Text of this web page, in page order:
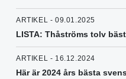
ARTIKEL - 09.01.2025
LISTA: Thåströms tolv
ARTIKEL - 16.12.2024
Här är 2024 års bästa